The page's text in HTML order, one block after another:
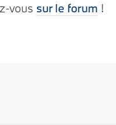
vous sur le forum !